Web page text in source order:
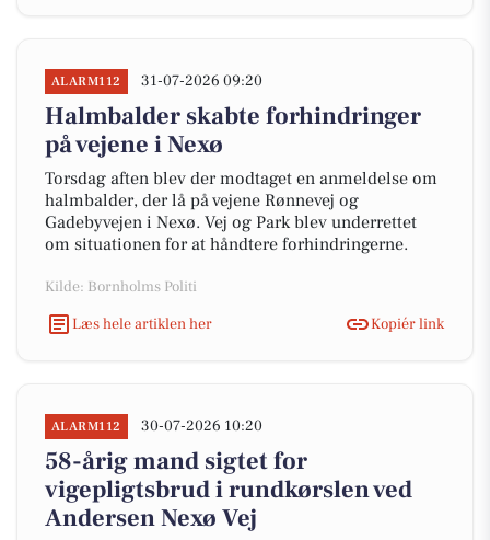
ALARM112 31-07-2026 09:20
Halmbalder skabte forhindringer
på vejene i Nexø
Torsdag aften blev der modtaget en anmeldelse om
halmbalder, der lå på vejene Rønnevej og
Gadebyvejen i Nexø. Vej og Park blev underrettet
om situationen for at håndtere forhindringerne.
Kilde: Bornholms Politi
Læs hele artiklen her
Kopiér link
ALARM112 30-07-2026 10:20
58-årig mand sigtet for
vigepligtsbrud i rundkørslen ved
Andersen Nexø Vej